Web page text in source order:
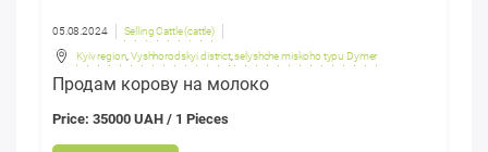
05.08.2024 Selling Cattle (cattle)
Kyiv region,Vyshhorodskyi district,selyshche miskoho typu Dymer
Продам корову на молоко
Price: 35000 UAH / 1 Pieces